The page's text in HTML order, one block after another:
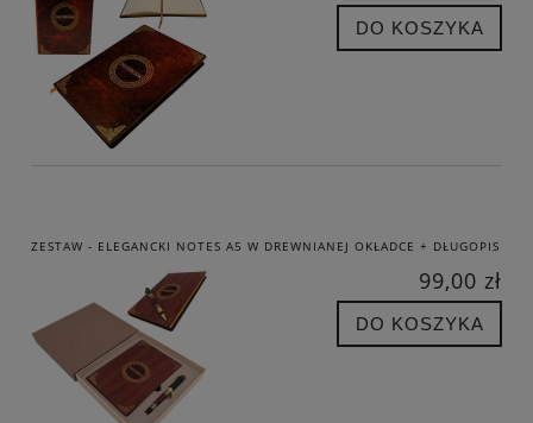
DO KOSZYKA
ZESTAW - ELEGANCKI NOTES A5 W DREWNIANEJ OKŁADCE + DŁUGOPIS
99,00 zł
DO KOSZYKA